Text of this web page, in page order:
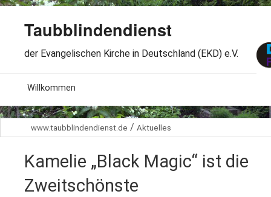
Taubblindendienst
der Evangelischen Kirche in Deutschland (EKD) e.V.
Willkommen
Aktuelles
Arbeitsbereiche
www.taubblindendienst.de / Aktuelles
Kamelie „Black Magic“ ist die
Zweitschönste